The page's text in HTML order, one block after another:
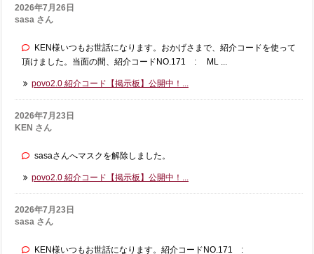
2026年7月26日
sasa さん
KEN様いつもお世話になります。おかげさまで、紹介コードを使って
頂けました。当面の間、紹介コードNO.171 : ML ...
povo2.0 紹介コード【掲示板】公開中！...
2026年7月23日
KEN さん
sasaさんへマスクを解除しました。
povo2.0 紹介コード【掲示板】公開中！...
2026年7月23日
sasa さん
KEN様いつもお世話になります。紹介コードNO.171 :